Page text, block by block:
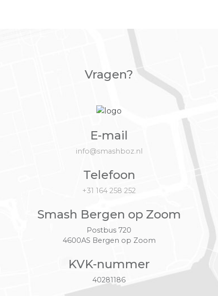
Vragen?
E-mail
info@smashboz.nl
Telefoon
+31 164 258 252
Smash Bergen op Zoom
Postbus 720
4600AS Bergen op Zoom
KVK-nummer
40281186